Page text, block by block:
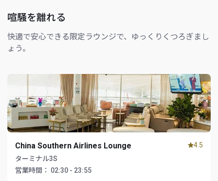
喧騒を離れる
快適で安心できる限定ラウンジで、ゆっくりくつろぎまし
ょう。
China Southern Airlines Lounge
ターミナル3S
営業時間：
02:30 - 23:55
4.5